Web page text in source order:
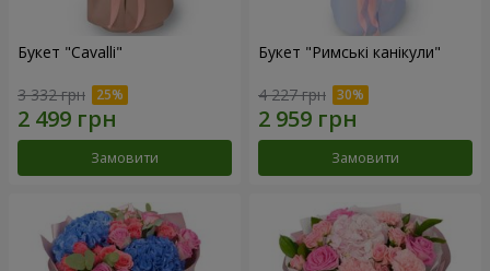
Букет "Cаvalli"
3 332 грн
Замовити
Букет "Римські канікули"
4 227 грн
Замовити